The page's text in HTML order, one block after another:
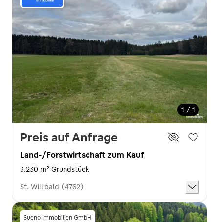
1 / 1
Preis auf Anfrage
Land-/Forstwirtschaft zum Kauf
3.230 m² Grundstück
St. Willibald (4762)
Sueno Immobilien GmbH